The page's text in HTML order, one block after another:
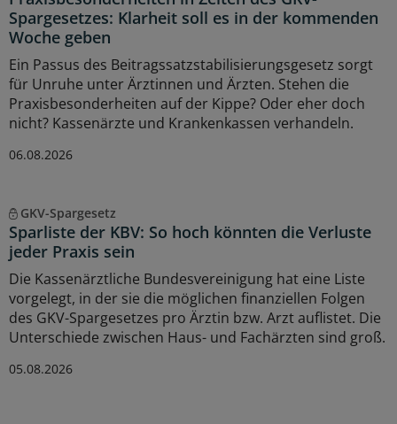
Spargesetzes: Klarheit soll es in der kommenden
Woche geben
Ein Passus des Beitragssatzstabilisierungsgesetz sorgt
für Unruhe unter Ärztinnen und Ärzten. Stehen die
Praxisbesonderheiten auf der Kippe? Oder eher doch
nicht? Kassenärzte und Krankenkassen verhandeln.
06.08.2026
GKV-Spargesetz
Sparliste der KBV: So hoch könnten die Verluste
jeder Praxis sein
Die Kassenärztliche Bundesvereinigung hat eine Liste
vorgelegt, in der sie die möglichen finanziellen Folgen
des GKV-Spargesetzes pro Ärztin bzw. Arzt auflistet. Die
Unterschiede zwischen Haus- und Fachärzten sind groß.
05.08.2026